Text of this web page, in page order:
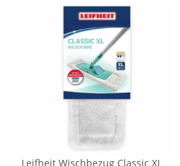
Leifheit Wischbezug Classic XL